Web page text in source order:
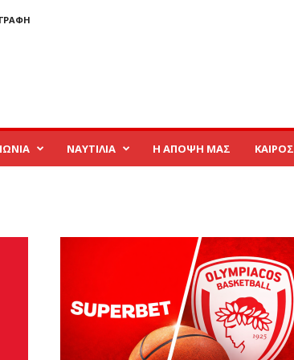
ΝΑΥΤΙΛΙΑ Η ΑΠΟΨΗ ΜΑΣ ΚΑΙΡΟΣ